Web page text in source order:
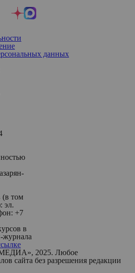
данных
(в том
эл.
+7
в
журнала
2025. Любое
сайта без разрешения редакции